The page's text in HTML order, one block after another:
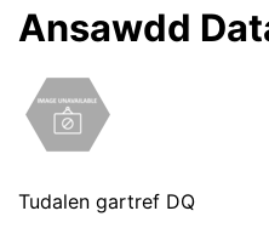
Ansawdd
Tudalen gartref DQ